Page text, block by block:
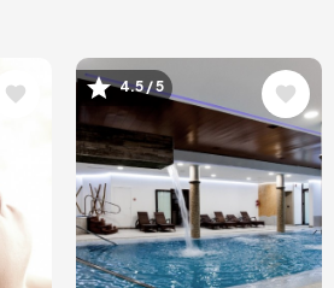
Image
4.5 / 5